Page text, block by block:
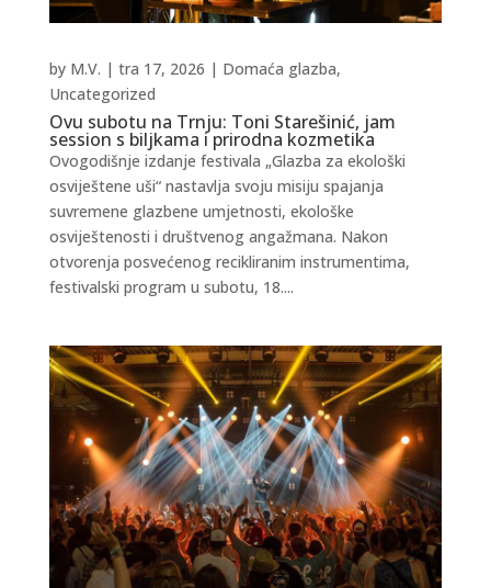
Ovu subotu na Trnju: Toni Starešinić, jam
session s biljkama i prirodna kozmetika
by M.V. | tra 17, 2026 | Domaća glazba,
Uncategorized
Ovogodišnje izdanje festivala „Glazba za ekološki
osviještene uši“ nastavlja svoju misiju spajanja
suvremene glazbene umjetnosti, ekološke
osviještenosti i društvenog angažmana. Nakon
otvorenja posvećenog recikliranim instrumentima,
festivalski program u subotu, 18....